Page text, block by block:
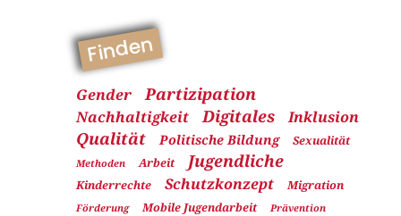
Finden
Gender Partizipation
Nachhaltigkeit Digitales Inklusion
Qualität Politische Bildung Sexualität
Methoden Arbeit Jugendliche
Kinderrechte Schutzkonzept Migration
Förderung Mobile Jugendarbeit Prävention